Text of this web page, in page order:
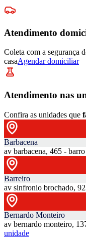
Atendimento
Coleta com a segurança
casaAgendar domiciliar
Atendimento nas
Confira as unidades que
Barbacena
av barbacena, 465 -
Barreiro
av sinfronio brochado,
Bernardo Monteiro
av bernardo monteiro,
unidade